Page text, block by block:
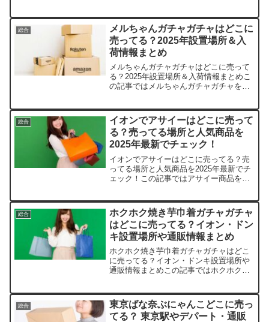
ます。店舗商品例価格（1kgあたり、税
込）備考楽天市場スプーン...
総合
メルちゃんガチャガチャはどこに
売ってる？2025年設置場所＆入
荷情報まとめ
メルちゃんガチャガチャはどこに売って
る？2025年設置場所＆入荷情報まとめこ
の記事ではメルちゃんガチャガチャを売
舗価格例（1セット）在庫状況（2025年
10月時点）送料...
総合
イオンでアサイーはどこに売って
る？売ってる場所と人気商品を
2025年最新でチェック！
イオンでアサイーはどこに売ってる？売
ってる場所と人気商品を2025年最新でチ
ェック！この記事ではアサイー商品を売
ーパーフード生活を気軽に始めたいあな
たにぴったりです。店...
総合
ホクホク焼き芋巾着ガチャガチャ
はどこに売ってる？イオン・ドン
キ設置場所や通販情報まとめ
ホクホク焼き芋巾着ガチャガチャはどこ
に売ってる？イオン・ドンキ設置場所や
通販情報まとめこの記事ではホクホク焼
どを手短に紹介します。店舗価格（税
込）備考Amazon1,6...
総合
東京ばな奈ぶにゃんこどこに売っ
てる？ 東京駅やデパート・通販